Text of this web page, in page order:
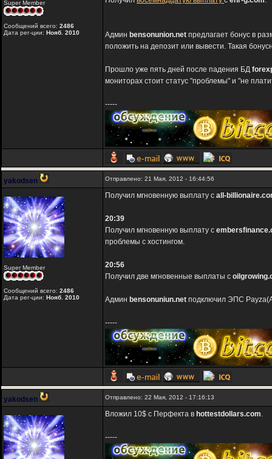
Super Member
Сообщений всего: 2486
Дата рег-ции: Нояб. 2010 Админ bensonunion.net предлагает бонус в
положить на депозит или вывести. Такая
Прошло уже пять дней после падения БД
мониторах стоит статус "проблемы" и "не
-----
yakodsen Отправлено: 21 Мая, 2012 - 16:44:56
Super Member
Сообщений всего: 2486
Дата рег-ции: Нояб. 2010
Получил мгновенную выплату с all-
20:39
Получил мгновенную выплату с
проблемы с хостингом.
20:56
Получил две мгновенные выплаты с
Админ bensonuniun.net подключил ЭПС
-----
yakodsen Отправлено: 22 Мая, 2012 - 17:16:13
Вложил 10$ с Перфекта в hottestdollars.com.
-----